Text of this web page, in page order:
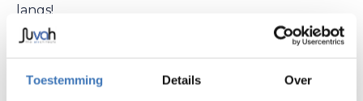
Toestemming Details Over
langs!